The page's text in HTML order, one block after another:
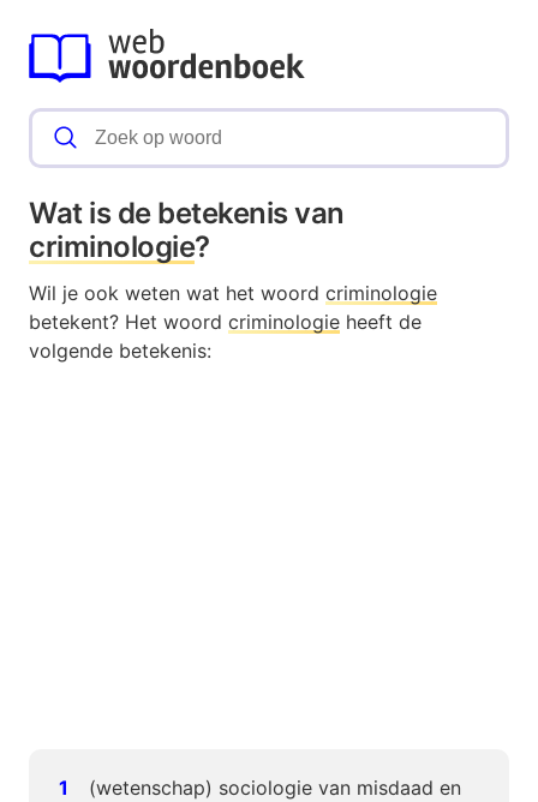
Wat is de betekenis van
criminologie?
Wil je ook weten wat het woord criminologie
betekent? Het woord criminologie heeft de
volgende betekenis:
(wetenschap) sociologie van misdaad en